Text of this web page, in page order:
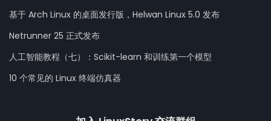
基于 Arch Linux 的桌面发行版，Helwan Linux 5.0 发布
Netrunner 25 正式发布
人工智能教程（七）：Scikit-learn 和训练第一个模型
10 个常见的 Linux 终端仿真器